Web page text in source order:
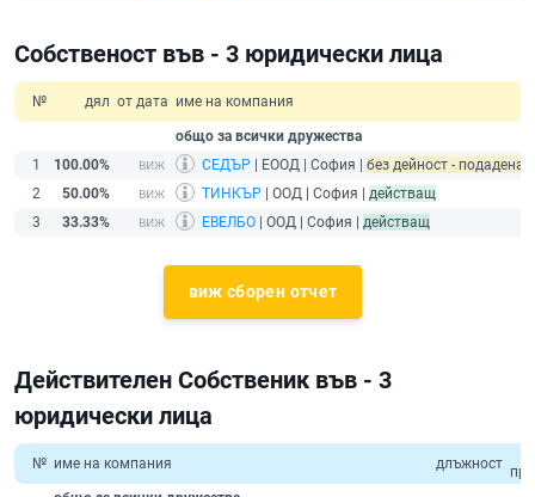
Собственост във - 3 юридически лица
№ дял от дата име на компания
общо за всички дружества
1
100.00% СЕДЪР | ЕООД | София | без дейност - подадена
2
50.00% ТИНКЪР | ООД | София | действащ
3
33.33% ЕВЕЛБО | ООД | София | действащ
виж сборен отчет
Действителен Собственик във - 3
юридически лица
№ име на компания длъжност